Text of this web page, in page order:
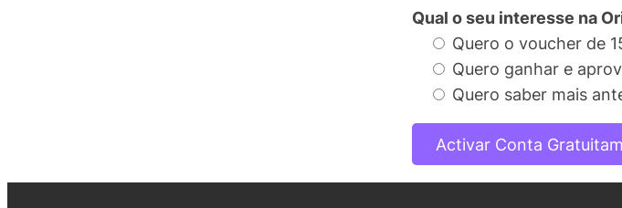
Qual o seu interesse na
Quero o voucher de
Quero ganhar e
Quero saber mais